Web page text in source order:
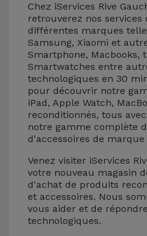
Chez iServices Rive
retrouverez nos
différentes marques
Samsung, Xiaomi et
Smartphone, Macbooks,
Smartwatches entre
technologiques en 30
pour découvrir notre
iPad, Apple Watch,
reconditionnés, tous
notre gamme complète
d'accessoires de
Venez visiter iServices
votre nouveau magasin
d'achat de produits
et accessoires. Nous
vous aider et de
technologiques.